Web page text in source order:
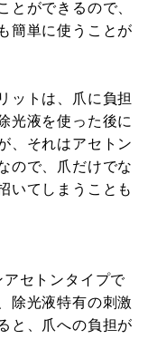
とができるので、
簡単に使うことが
ットは、爪に負担
光液を使った後に
、それはアセトン
ので、爪だけでな
いてしまうことも
セトンタイプで
除光液特有の刺激
と、爪への負担が